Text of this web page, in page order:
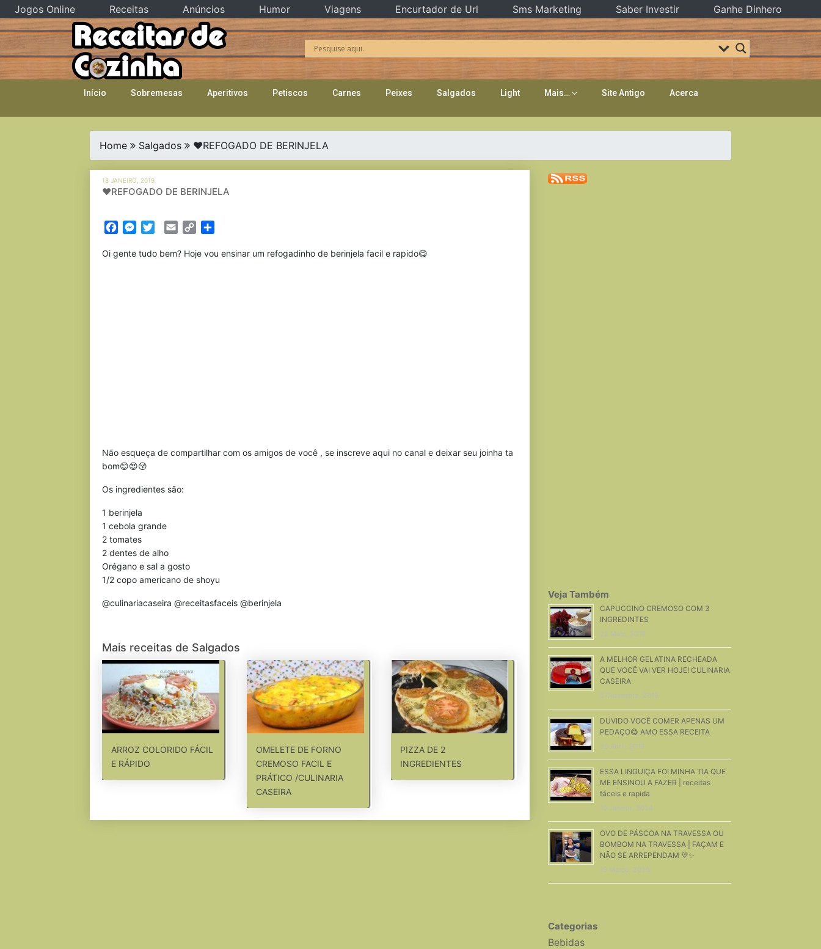
Skip
to
content
Início Sobremesas Aperitivos Petiscos Carnes Peixes Salgados Light Mais… Site Antigo Acerca
Home Salgados ❤REFOGADO DE BERINJELA
18 JANEIRO, 2019
❤REFOGADO DE BERINJELA
FacebookMessenger
TwitterEmail Copy
Oi gente tudo bem? Hoje vou ensinar um refogadinho de berinjela facil e rapido😋
Não esqueça de compartilhar com os amigos de você , se inscreve aqui no canal e deixar seu joinha ta
bom😊😍😚
Os ingredientes são:
1 berinjela
1 cebola grande
2 tomates
2 dentes de alho
Orégano e sal a gosto
1/2 copo americano de shoyu
@culinariacaseira @receitasfaceis @berinjela
Mais receitas de Salgados
ARROZ COLORIDO FÁCIL
E RÁPIDO
OMELETE DE FORNO
CREMOSO FACIL E
PRÁTICO /CULINARIA
CASEIRA
PIZZA DE 2
INGREDIENTES
Veja Também
CAPUCCINO CREMOSO COM 3
INGREDINTES
22 Maio, 2018
A MELHOR GELATINA RECHEADA
QUE VOCÊ VAI VER HOJE! CULINARIA
CASEIRA
2 Dezembro, 2019
DUVIDO VOCÊ COMER APENAS UM
PEDAÇO😋 AMO ESSA RECEITA
30 Abril, 2019
ESSA LINGUIÇA FOI MINHA TIA QUE
ME ENSINOU A FAZER | receitas
fáceis e rapida
10 Janeiro, 2024
OVO DE PÁSCOA NA TRAVESSA OU
BOMBOM NA TRAVESSA | FAÇAM E
NÃO SE ARREPENDAM 💛✨
19 Março, 2026
Categorias
Bebidas
Jogos Online Receitas Anúncios Humor Viagens Encurtador de Url Sms Marketing Saber Investir Ganhe Dinhero